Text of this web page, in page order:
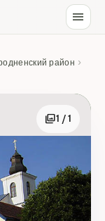
menu
район ›
photo_library1 / 1